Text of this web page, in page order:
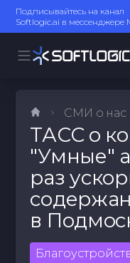
Подписывайтесь на канал
Softlogic.ai в мессенджере
СМИ о нас
ТАСС о
"Умные"
раз
в